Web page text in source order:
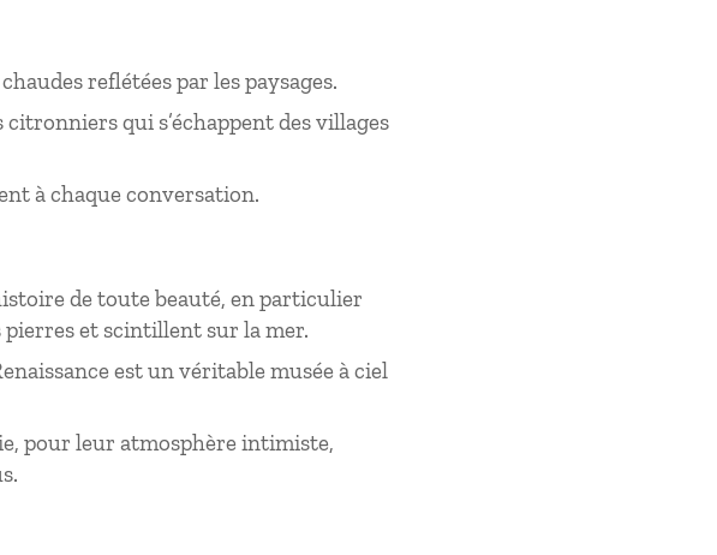
reflétées par les paysages.
qui s’échappent des villages
à chaque conversation.
de toute beauté, en particulier
et scintillent sur la mer.
est un véritable musée à ciel
pour leur atmosphère intimiste,